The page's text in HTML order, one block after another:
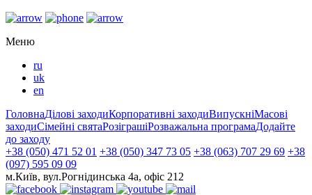
Меню
ru
uk
en
ГоловнаДілові заходиКорпоративні заходиВипускніМасові
заходиСімейні святаРозіграшіРозважальна програмаДодайте
до заходу
+38 (050) 471 52 01 +38 (050) 347 73 05 +38 (063) 707 29 69 +38
(097) 595 09 09
м.Київ, вул.Рогнідинська 4а, офіс 212